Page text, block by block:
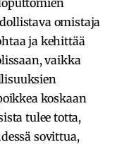
omistaja
ja kehittää
vaikka
koskaan
tulee totta,
sovittua,